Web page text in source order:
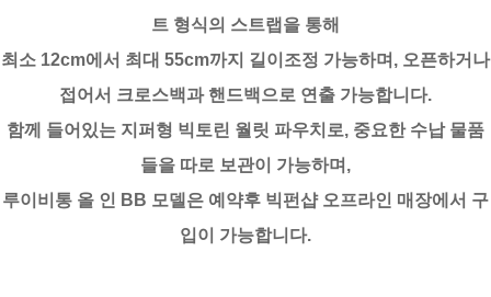
트 형식의 스트랩을 통해
최소 12cm에서 최대 55cm까지 길이조정 가능하며, 오픈하거나
접어서 크로스백과 핸드백으로 연출 가능합니다.
함께 들어있는 지퍼형 빅토린 월릿 파우치로, 중요한 수납 물품
들을 따로 보관이 가능하며,
루이비통 올 인 BB 모델은 예약후 빅펀샵 오프라인 매장에서 구
입이 가능합니다.